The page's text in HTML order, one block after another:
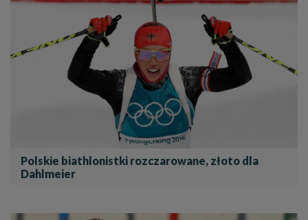
Polskie biathlonistki rozczarowane, złoto dla
Dahlmeier